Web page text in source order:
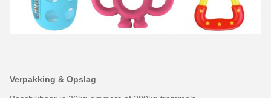
Verpakking & Opslag